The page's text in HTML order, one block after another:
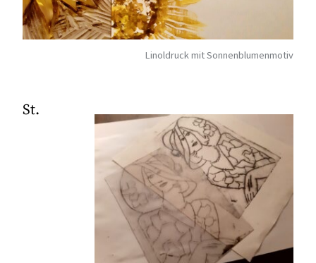
Linoldruck mit Sonnenblumenmotiv
St.